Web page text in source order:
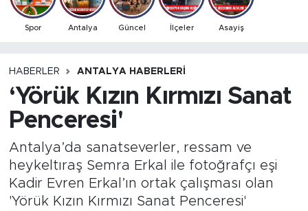
Spor Antalya Güncel İlçeler Asayiş
HABERLER ANTALYA HABERLERI
‘Yörük Kızın Kırmızı Sanat
Penceresi'
Antalya’da sanatseverler, ressam ve
heykeltıraş Semra Erkal ile fotoğrafçı eşi
Kadir Evren Erkal’ın ortak çalışması olan
'Yörük Kızın Kırmızı Sanat Penceresi'
Ekonomi
Gündem
İlçeler
Kültür- Sanat
Magazin
Antalya Trafik Yoğunluk Haritası
Tüm Manşetler
Son Dakika Haberleri
Haber Arşivi